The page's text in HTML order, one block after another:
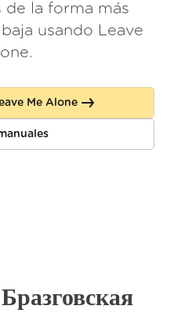
de la forma más
usando Leave
Me Alone